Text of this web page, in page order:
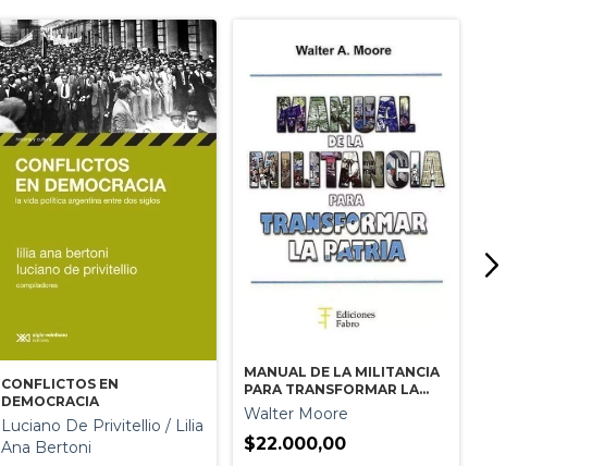
CONFLICTOS EN
DEMOCRACIA
Luciano De Privitellio / Lilia
Ana Bertoni
MANUAL DE LA MILITANCIA
PARA TRANSFORMAR LA
PATRIA
Walter Moore
$22.000,00